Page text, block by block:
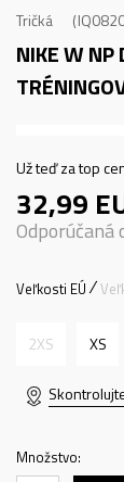
Tričká
NIKE W NP
Už teď za top
32,99
Odporúčaná
Veľkosti EÚ
2XS XS
Množstvo: